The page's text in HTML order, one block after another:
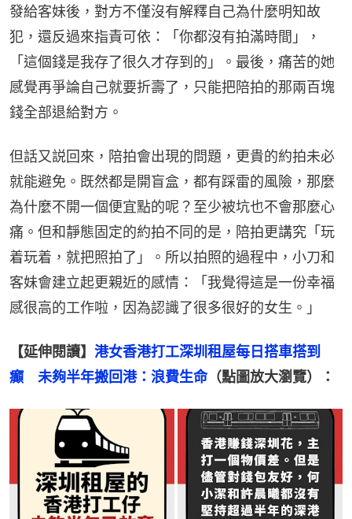
發給客妹後，對方不僅沒有解釋自己為什麼明知故
犯，還反過來指責可依：「你都沒有拍滿時間」，
「這個錢是我存了很久才存到的」。最後，痛苦的她
感覺再爭論自己就要折壽了，只能把陪拍的那兩百塊
錢全部退給對方。
但話又説回來，陪拍會出現的問題，更貴的約拍未必
就能避免。既然都是開盲盒，都有踩雷的風險，那麼
為什麼不開一個便宜點的呢？至少被坑也不會那麼心
痛。但和靜態固定的約拍不同的是，陪拍更講究「玩
着玩着，就把照拍了」。所以拍照的過程中，小刀和
客妹會建立起更親近的感情：「我覺得這是一份幸福
感很高的工作啦，因為認識了很多很好的女生。」
【延伸閱讀】 港女香港打工深圳租屋每日搭車搭到
癲　未夠半年搬回港：浪費生命（點圖放大瀏覽）：